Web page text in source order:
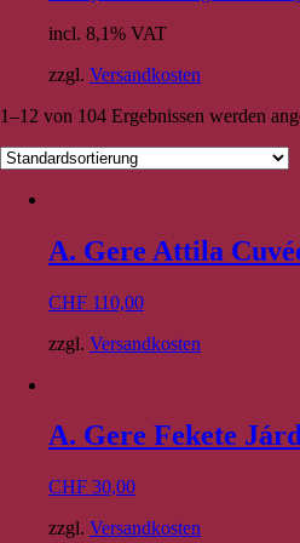
incl. 8,1% VAT
zzgl. Versandkosten
1–12 von 104 Ergebnissen werden
A. Gere Attila
CHF 110,00
zzgl. Versandkosten
A. Gere Fekete
CHF 30,00
zzgl. Versandkosten